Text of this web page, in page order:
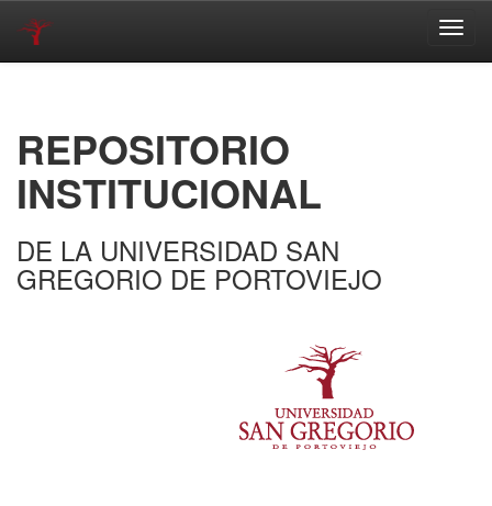
REPOSITORIO
INSTITUCIONAL
DE LA UNIVERSIDAD SAN
GREGORIO DE PORTOVIEJO